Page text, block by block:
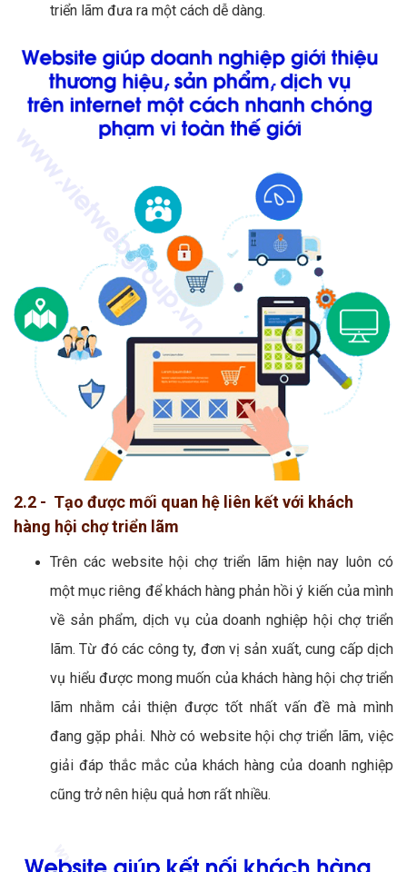
triển lãm đưa ra một cách dễ dàng.
2.2 - Tạo được mối quan hệ liên kết với khách
hàng hội chợ triển lãm
Trên các website hội chợ triển lãm hiện nay luôn có
một mục riêng để khách hàng phản hồi ý kiến của mình
về sản phẩm, dịch vụ của doanh nghiệp hội chợ triển
lãm. Từ đó các công ty, đơn vị sản xuất, cung cấp dịch
vụ hiểu được mong muốn của khách hàng hội chợ triển
lãm nhằm cải thiện được tốt nhất vấn đề mà mình
đang gặp phải. Nhờ có website hội chợ triển lãm, việc
giải đáp thắc mắc của khách hàng của doanh nghiệp
cũng trở nên hiệu quả hơn rất nhiều.